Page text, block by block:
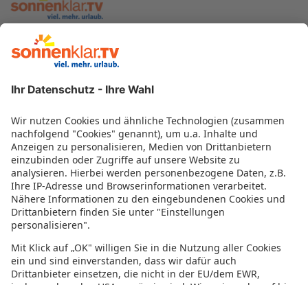
zur sonnenklar.TV Webseite
Moderatoren
Impressum
Informationen zur Barrierefreiheit
Datenschutz
Datenschutzeinstellungen
In der sonnenklar.TV Mediathek finden Sie alle Informationen rundum
den TV-Sender sonnenklar.TV!